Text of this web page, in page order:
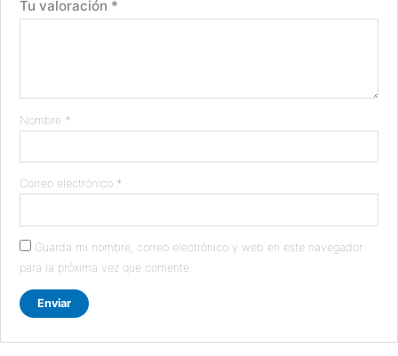
Tu valoración *
Nombre *
Correo electrónico *
Guarda mi nombre, correo electrónico y web en este navegador
para la próxima vez que comente.